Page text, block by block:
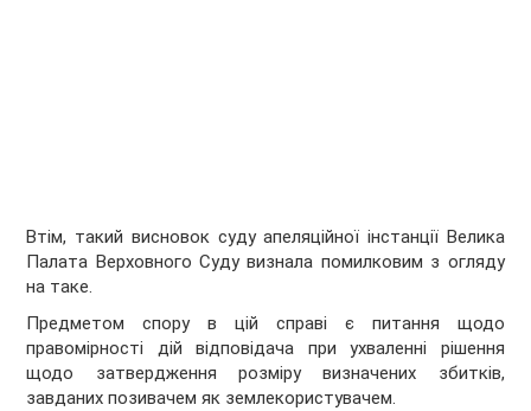
Втім, такий висновок суду апеляційної інстанції Велика
Палата Верховного Суду визнала помилковим з огляду
на таке.
Предметом спору в цій справі є питання щодо
правомірності дій відповідача при ухваленні рішення
щодо затвердження розміру визначених збитків,
завданих позивачем як землекористувачем.